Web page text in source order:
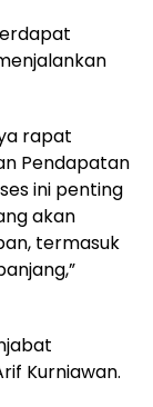
rapat
Pendapatan
ini penting
akan
termasuk
Kurniawan.